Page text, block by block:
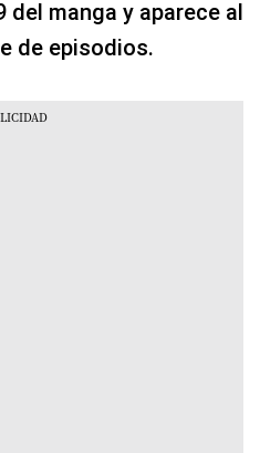
del manga y aparece al
de episodios.